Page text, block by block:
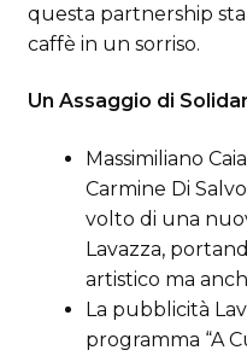
questa partnership
caffè in un sorriso.
Un Assaggio di
Massimiliano
Carmine Di
volto di una
Lavazza,
artistico ma
La pubblicità
programma “A